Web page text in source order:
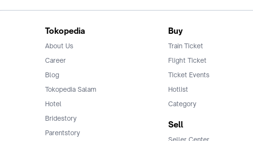
Tokopedia
About Us
Career
Blog
Tokopedia Salam
Hotel
Bridestory
Parentstory
Buy
Train Ticket
Flight Ticket
Ticket Events
Hotlist
Category
Sell
Seller Center